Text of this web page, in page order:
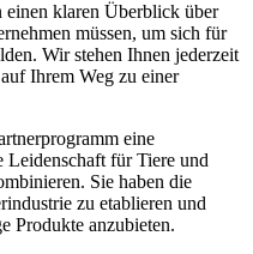
klaren ‍Überblick über
müssen, um sich für
Wir stehen Ihnen jederzeit
Ihrem​ Weg‌ zu einer
⁣eine
für Tiere und‌
​Sie haben die
​zu etablieren und
Produkte⁤ anzubieten.